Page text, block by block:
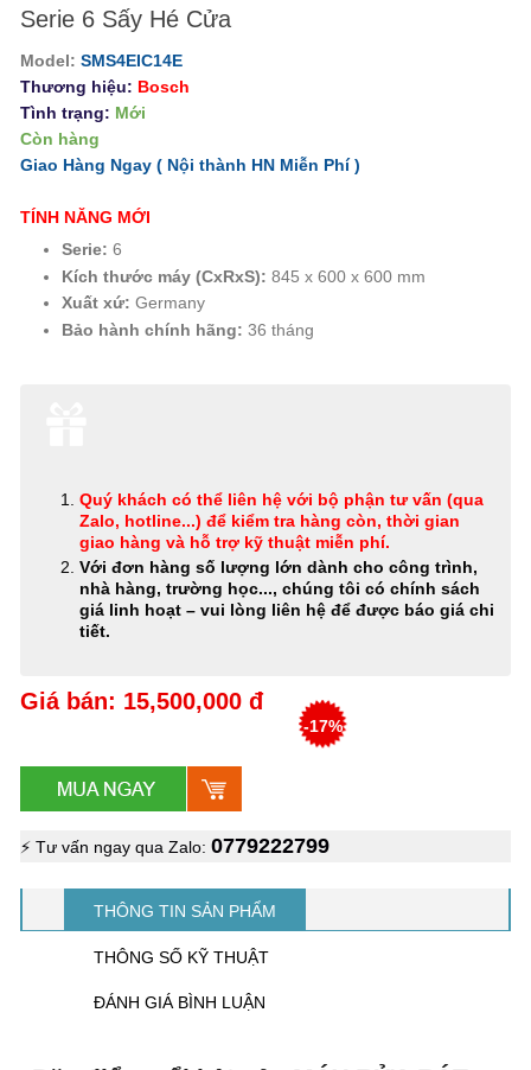
Serie 6 Sấy Hé Cửa
Model: SMS4EIC14E
Thương hiệu: Bosch
Tình trạng: Mới
Còn hàng
Giao Hàng Ngay ( Nội thành HN Miễn Phí)
TÍNH NĂNG MỚI
Serie: 6
Kích thước máy (CxRxS): 845 x 600 x 600 mm
Xuất xứ: Germany
Bảo hành chính hãng: 36 tháng
Quý khách có thể liên hệ với bộ phận tư vấn (qua
Zalo, hotline...) để kiểm tra hàng còn, thời gian
giao hàng và hỗ trợ kỹ thuật miễn phí.
Với đơn hàng số lượng lớn dành cho công trình,
nhà hàng, trường học..., chúng tôi có chính sách
giá linh hoạt – vui lòng liên hệ để được báo giá chi
tiết.
Giá bán: 15,500,000 đ
-17%
⚡ Tư vấn ngay qua Zalo: 0779222799
THÔNG TIN SẢN PHẨM
THÔNG SỐ KỸ THUẬT
ĐÁNH GIÁ BÌNH LUẬN